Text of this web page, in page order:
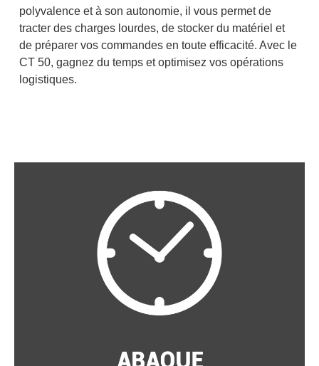
polyvalence et à son autonomie, il vous permet de
tracter des charges lourdes, de stocker du matériel et
de préparer vos commandes en toute efficacité. Avec le
CT 50, gagnez du temps et optimisez vos opérations
logistiques.